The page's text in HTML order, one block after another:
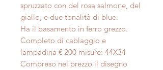
spruzzato con del rosa salmone, del
giallo, e due tonalità di blue.
Ha il basamento in ferro grezzo.
Completo di cablaggio e
lampadina € 200 misure: 44X34
Compreso nel prezzo il disegno